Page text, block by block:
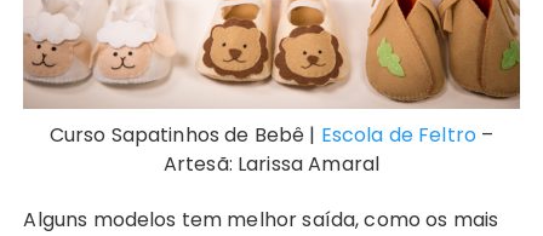
Curso Sapatinhos de Bebê | Escola de Feltro –
Artesã: Larissa Amaral
Alguns modelos tem melhor saída, como os mais